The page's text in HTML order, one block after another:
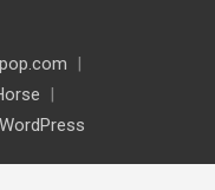
WordPress